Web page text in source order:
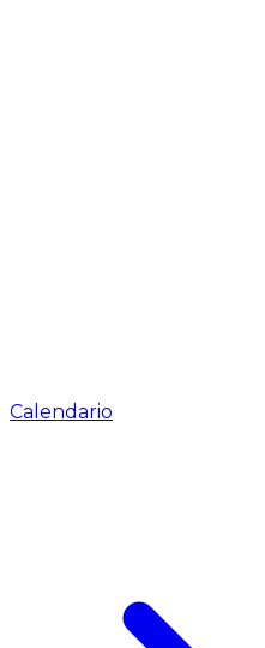
Calendario